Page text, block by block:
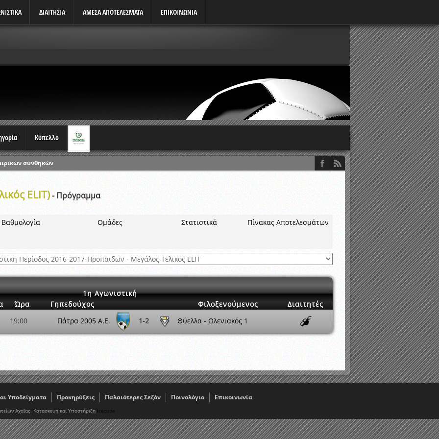
ΔΙΑΙΤΗΣΙΑ ΑΜΕΣΑ ΑΠΟΤΕΛΕΣΜΑΤΑ ΕΠΙΚΟΙΝΩΝΙΑ
Κύπελλο
συνθηκών
γραπτών εξετάσεων και αγωνιστικών δοκιμασιών διαιτητών και παρατηρητών ΕΠΣΑ
Σεμιναρίου προεπιλογής Διαιτητών και Παρατηρητών ΕΠΣΑ αγωνιστικής περιόδου 2015-2016
και Κυπέλλου 2015-2016
ELIT)- Πρόγραμμα
Βαθμολογία Ομάδες Στατιστικά Πίνακας Αποτελεσμάτων
1η Αγωνιστική
Ώρα Γηπεδούχος Φιλοξενούμενος
Διαιτητές
19:00 Πάτρα 2005 A.E. 1-2 Θύελλα - Ωλενιακός 1
Υποδείγματα Προκηρύξεις Παλαιότερες Σεζόν Ποινολόγιο Επικοινωνία
Αχαΐας. Κατασκευή και Υποστήριξη icecube